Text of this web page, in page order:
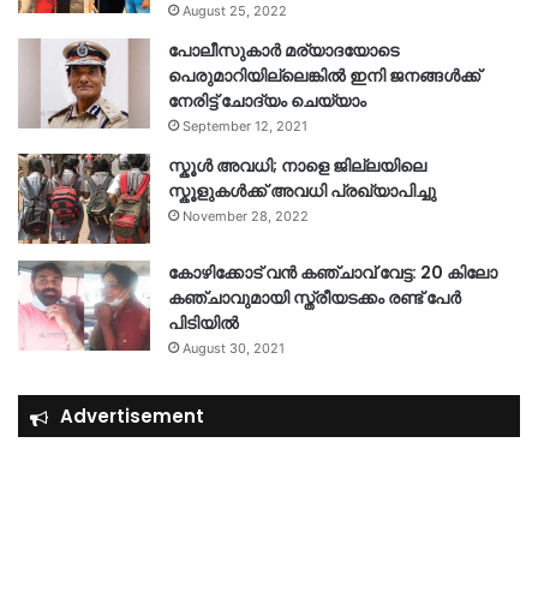
August 25, 2022
പോലീസുകാര്‍ മര്യാദയോടെ
പെരുമാറിയില്ലെങ്കില്‍ ഇനി ജനങ്ങള്‍ക്ക്
നേരിട്ട് ചോദ്യം ചെയ്യാം
September 12, 2021
സ്കൂൾ അവധി; നാളെ ജില്ലയിലെ
സ്കൂളുകൾക്ക് അവധി പ്രഖ്യാപിച്ചു
November 28, 2022
കോഴിക്കോട് വൻ കഞ്ചാവ് വേട്ട: 20 കിലോ
കഞ്ചാവുമായി സ്ത്രീയടക്കം രണ്ട് പേർ
പിടിയിൽ
August 30, 2021
Advertisement